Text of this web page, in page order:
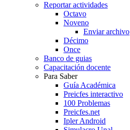
Reportar actividades
Octavo
Noveno
Enviar archivo
Décimo
Once
Banco de guias
Capacitación docente
Para Saber
Guía Académica
Preicfes interactivo
100 Problemas
Preicfes.net
Ipler Android